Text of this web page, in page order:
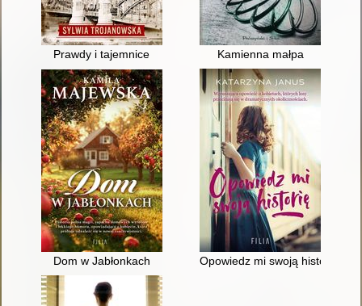
Prawdy i tajemnice Kamienna małpa
Dom w Jabłonkach Opowiedz mi swoją historię